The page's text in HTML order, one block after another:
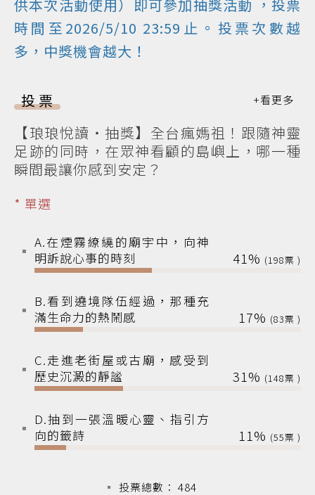
供本次活動使用）即可參加抽獎活動 ，投票
時間至2026/5/10 23:59止。投票次數越
多，中獎機會越大！
投票
【琅琅悅讀‧抽獎】全台瘋媽祖！跟隨神靈
足跡的同時，在眾神看顧的島嶼上，哪一種
瞬間最讓你感到安定？
* 單選
A.在煙霧繚繞的廟宇中，向神
明訴說心事的時刻
41% 198
B.看到遶境隊伍經過，那種充
滿生命力的熱鬧感
17% 83
C.走進老街屋或古廟，感受到
歷史沉澱的靜謐
31% 148
D.抽到一張溫暖心靈、指引方
向的籤詩
11% 55
投票總數： 484